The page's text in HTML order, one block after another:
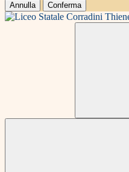
Annulla Conferma